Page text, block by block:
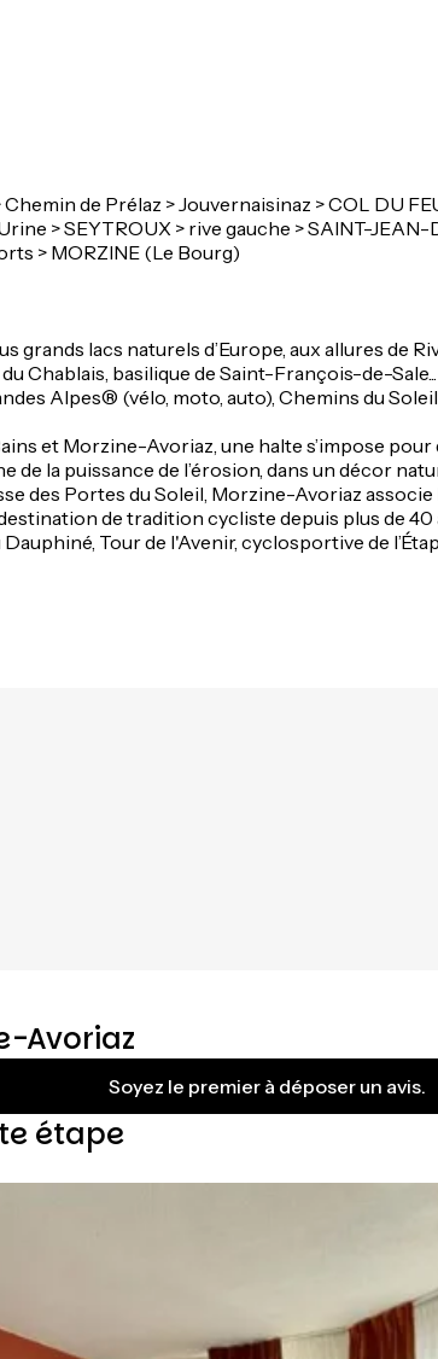
de Prélaz > Jouvernaisinaz > COL DU
> SEYTROUX > rive gauche > SAINT-
> MORZINE (Le Bourg)
grands lacs naturels d’Europe, aux allures
Chablais, basilique de Saint-François-de-
Alpes® (vélo, moto, auto), Chemins du
et Morzine-Avoriaz, une halte s’impose
de la puissance de l’érosion, dans un décor
des Portes du Soleil, Morzine-Avoriaz associe
de tradition cycliste depuis plus de
Tour de l'Avenir, cyclosportive de
Avoriaz
Soyez le premier à déposer un avis.
étape